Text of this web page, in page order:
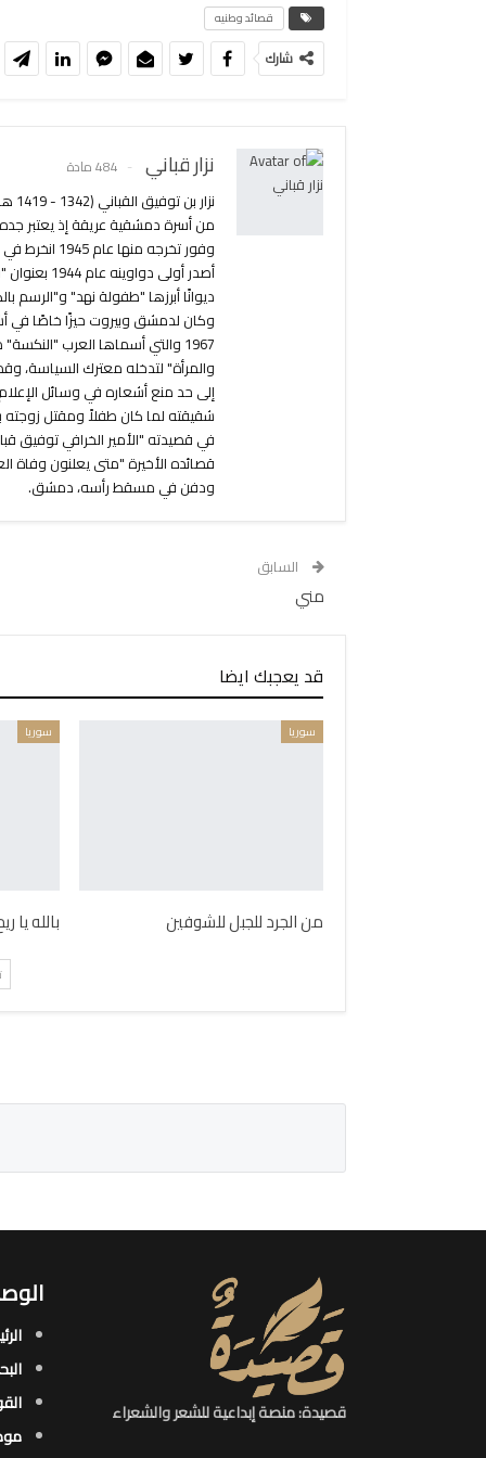
قصائد وطنيه
شارك
نزار قباني 484 مادة
من أسرة دمشقية عريقة إذ يعتبر
ديوانًا أبرزها "طفولة نهد" و"الرسم
وكان لدمشق وبيروت حيزًا خاصًا في
1967 والتي أسماها العرب
والمرأة" لتدخله معترك السياسة،
إلى حد منع أشعاره في وسائل
شقيقته لما كان طفلاً ومقتل زوجته
في قصيدته "الأمير الخرافي توفيق
ودفن في مسقط رأسه، دمشق.
السابق
مني
قد يعجبك ايضا
سوريا
من الجرد للجبل للشوفين
سوريا
بالله
قصيدة: منصة إبداعية للشعر والشعراء